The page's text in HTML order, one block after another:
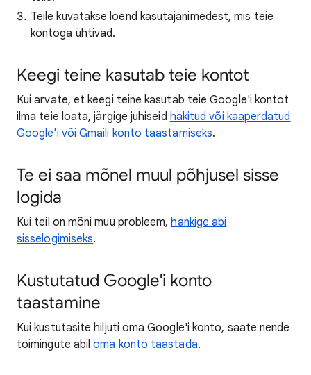
Teile kuvatakse loend kasutajanimedest, mis teie
kontoga ühtivad.
Keegi teine kasutab teie kontot
Kui arvate, et keegi teine kasutab teie Google'i kontot
ilma teie loata, järgige juhiseid häkitud või kaaperdatud
Google'i või Gmaili konto taastamiseks.
Te ei saa mõnel muul põhjusel sisse
logida
Kui teil on mõni muu probleem,hankige abi
sisselogimiseks.
Kustutatud Google'i konto
taastamine
Kui kustutasite hiljuti oma Google'i konto, saate nende
toimingute abiloma konto taastada.